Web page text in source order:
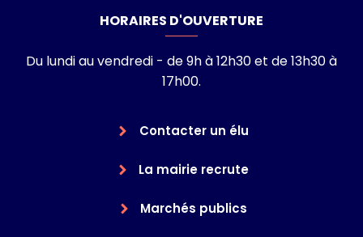
HORAIRES D'OUVERTURE
Du lundi au vendredi - de 9h à 12h30 et de 13h30 à
17h00.
Contacter un élu
La mairie recrute
Marchés publics